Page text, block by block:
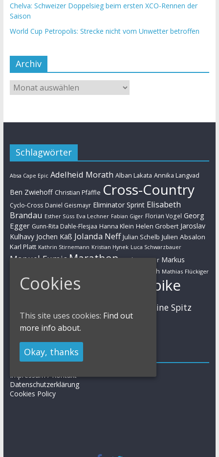
Chelva: Schweizer Doppelsieg beim ersten XCO-Rennen der
Saison
World Cup Petropolis: Strecke nicht vom Unwetter betroffen
Archiv
Schlagwörter
Absa Cape Epic Adelheid Morath Alban Lakata Annika Langvad
Ben Zwiehoff Christian Pfäffle Cross-Country
Cyclo-Cross Daniel Geismayr Eliminator Sprint Elisabeth
Brandau Esther Süss Eva Lechner Fabian Giger Florian Vogel Georg
Egger Gunn-Rita Dahle-Flesjaa Hanna Klein Helen Grobert Jaroslav
Kulhavy Jochen Käß Jolanda Neff Julian Schelb Julien Absalon
Karl Platt Kathrin Stirnemann Kristian Hynek Luca Schwarzbauer
Manuel FumicMarathon Markus Bauer Markus
Martin Gluth Mathias Flückiger
Max Brandl Moritz Milatz
Mountainbike
Sabine Spitz
Simon Stiebjahn Urs Huber
Impressum
Impressum / Kontakt
Datenschutzerklärung
Cookies Policy
Cookies
This site uses cookies: Find out
more info about.
Okay, thanks